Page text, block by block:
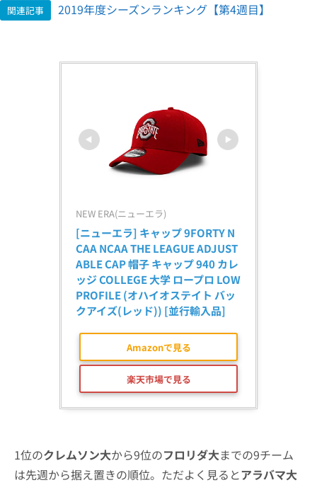
関連記事 2019年度シーズンランキング【第4週目】
NEW ERA(ニューエラ)
[ニューエラ] キャップ 9FORTY N
CAA NCAA THE LEAGUE ADJUST
ABLE CAP 帽子 キャップ 940 カレ
ッジ COLLEGE 大学 ロープロ LOW
PROFILE (オハイオステイト バッ
クアイズ(レッド)) [並行輸入品]
Amazonで見る
楽天市場で見る
1位のクレムソン大から9位のフロリダ大までの9チーム
は先週から据え置きの順位。ただよく見るとアラバマ大